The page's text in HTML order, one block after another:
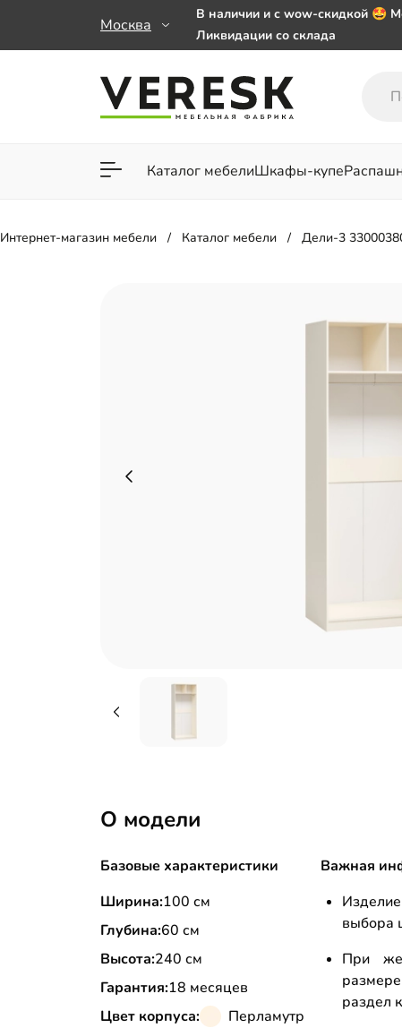
Москва
В наличии и с wow-скидкой 🤩
Ликвидации со склада
заказе от 50 000 ₽
Важно! Наш Whatsapp переехал
Каталог мебелиШкафы-купе
Для гостиной
Интернет-магазин мебели Каталог мебели Дели-3
О модели
Базовые характеристики
Ширина:100 см
Глубина:60 см
Высота:240 см
Гарантия:18 месяцев
Цвет корпуса:
Перламутр
Важная
выбора
При
раздел